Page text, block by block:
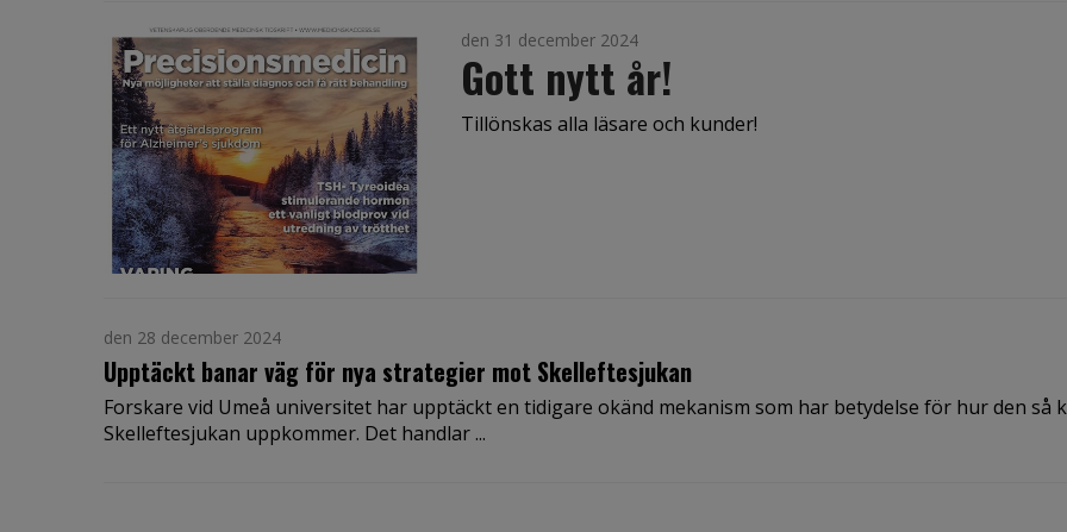
den 31 december 2024
Gott nytt år!
Tillönskas alla läsare och kunder!
den 28 december 2024
Upptäckt banar väg för nya strategier mot Skelleftesjukan
Forskare vid Umeå universitet har upptäckt en tidigare okänd mekanism som har betydelse för hur den så
Skelleftesjukan uppkommer. Det handlar ...